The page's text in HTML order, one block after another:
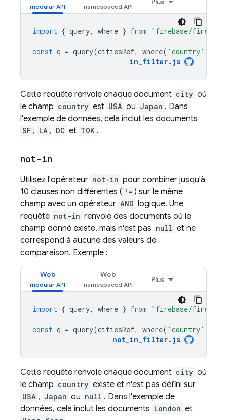
import { query, where } from "firebase/
const q = query(citiesRef, where( 'country' ,
in_filter. js
Cette requête renvoie chaque document city où
le champ country est USA ou Japan . Dans
l'exemple de données, cela inclut les documents
SF , LA , DC et TOK .
not-in
Utilisez l'opérateur not-in pour combiner jusqu'à
10 clauses non différentes ( != ) sur le même
champ avec un opérateur AND logique. Une
requête not-in renvoie des documents où le
champ donné existe, mais n'est pas null et ne
correspond à aucune des valeurs de
comparaison. Exemple :
Web Web
Plus
import { query, where } from "firebase/
const q = query(citiesRef, where( 'country' ,
not_in_filter. js
Cette requête renvoie chaque document city où
le champ country existe et n'est pas défini sur
USA , Japan ou null . Dans l'exemple de
données, cela inclut les documents London et